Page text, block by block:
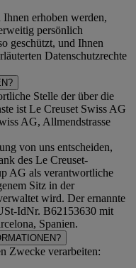
erhoben werden,
persönlich
geschützt, und Ihnen
Datenschutzrechte
Stelle der über die
ist Le Creuset Swiss AG
AG, Allmendstrasse
von uns entscheiden,
des Le Creuset-
AG als verantwortliche
Sitz in der
wird. Der ernannte
IdNr. B62153630 mit
Spanien.
Zwecke verarbeiten: